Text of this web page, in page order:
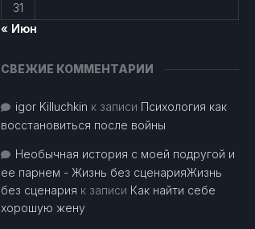
31
« Июн
СВЕЖИЕ КОММЕНТАРИИ
igor Killuchkin к записи Психология как
восстановиться после войны
Необычная история с моей подругой и
ее парнем - Жизнь без сценарияЖизнь
без сценария к записи Как найти себе
хорошую жену